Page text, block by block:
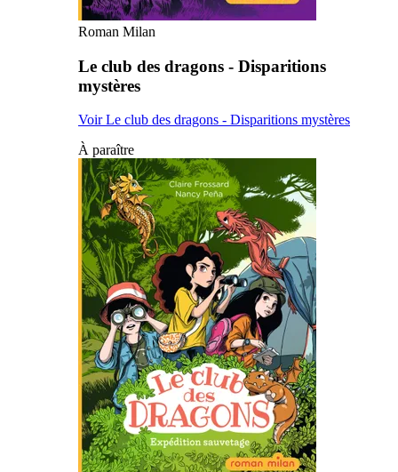
Roman Milan
Le club des dragons - Disparitions
mystères
Voir Le club des dragons - Disparitions mystères
À paraître